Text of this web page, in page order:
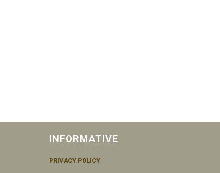
INFORMATIVE
PRIVACY POLICY